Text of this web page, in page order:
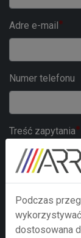
Adre e-mail
Numer telefonu
Treść zapytania
Podczas
dostosowana